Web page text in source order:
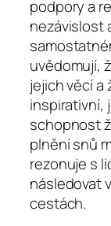
podpory a
nezávislost
uvědomují,
jejich věcí a
inspirativní,
schopnost
plnění snů
rezonuje s
následovat
cestách.